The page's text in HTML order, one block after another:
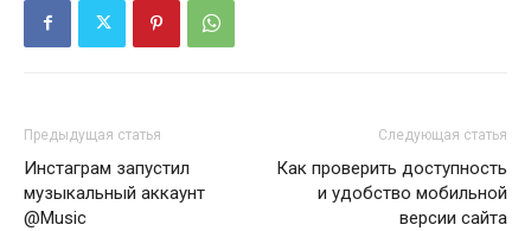
Предыдущая статья
Инстаграм запустил
музыкальный аккаунт
@Music
Следующая статья
Как проверить доступность
и удобство мобильной
версии сайта